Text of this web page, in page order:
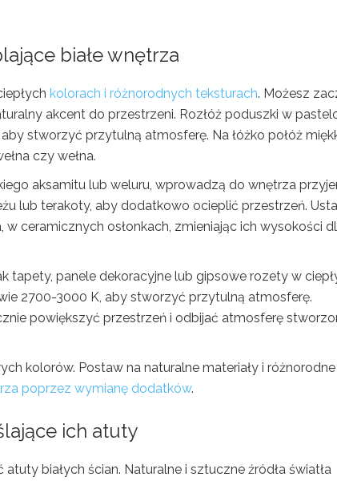
białe wnętrza
kolorach i różnorodnych teksturach. Możesz
akcent do przestrzeni. Rozłóż poduszki w
stworzyć przytulną atmosferę. Na łóżko połóż
czy wełna.
aksamitu lub weluru, wprowadzą do wnętrza
lub terakoty, aby dodatkowo ocieplić przestrzeń.
ceramicznych osłonkach, zmieniając ich wysokości
tapety, panele dekoracyjne lub gipsowe rozety w
2700-3000 K, aby stworzyć przytulną atmosferę.
powiększyć przestrzeń i odbijać atmosferę
kolorów. Postaw na naturalne materiały i różnorodne
poprzez wymianę dodatków.
ich atuty
atuty białych ścian. Naturalne i sztuczne źródła światła